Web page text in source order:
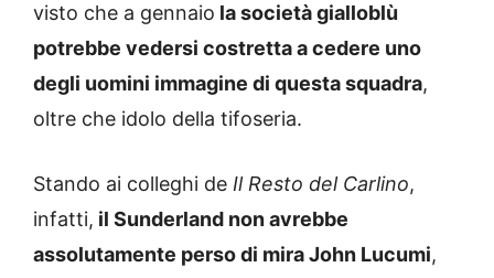
visto che a gennaio la società gialloblù
potrebbe vedersi costretta a cedere uno
degli uomini immagine di questa squadra,
oltre che idolo della tifoseria.
Stando ai colleghi de Il Resto del Carlino,
infatti, il Sunderland non avrebbe
assolutamente perso di mira John Lucumi,